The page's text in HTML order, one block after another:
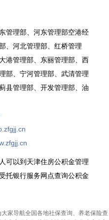
管理部、河东管理部空港经
、河北管理部、红桥管理
港管理部、东丽管理部、西
部、宁河管理部、武清管理
县管理部、开发管理部、油
可以到天津住房公积金管理
托银行服务网点查询公积金
家导航全国各地社保查询、养老保险查